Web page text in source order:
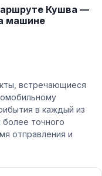
Кушва —
машине
встречающиеся
в каждый из
точного
отправления и